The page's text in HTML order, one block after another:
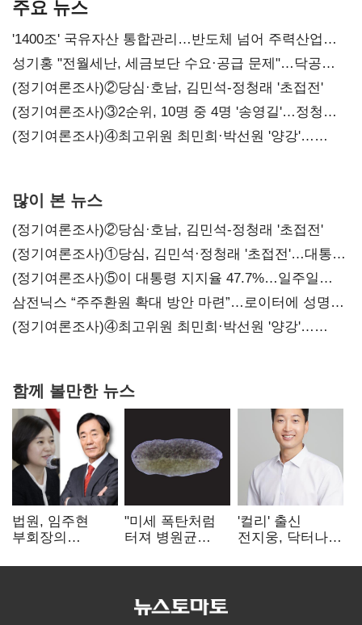
주요 뉴스
'1400조' 국유자산 통합관리…반도체 넘어 주력산업
구조혁신
성기홍 "전월세난, 세금보단 수요·공급 문제"…닥공
시사
(정기여론조사)②당심·호남, 김민석-정청래 '초접전'
(정기여론조사)③2순위, 10명 중 4명 '송영길'…정청래
'한 자릿수'
(정기여론조사)④최고위원 최민희·박선원 '양강'…
많이 본 뉴스
(정기여론조사)②당심·호남, 김민석-정청래 '초접전'
(정기여론조사)①당심, 김민석·정청래 '초접전'…대통령
지지도 '50% 아래로'(종합)
(정기여론조사)⑤이 대통령 지지율 47.7%…일주일
만에 다시 40%대
삼전닉스 “주주환원 확대 방안 마련”…로이터에 성명
보내
(정기여론조사)④최고위원 최민희·박선원 '양강'…
함께 볼만한 뉴스
법원, 임주현
부회장의
주식 가압류 결정
"미세 폭탄처럼
터져 병원균
'컬리' 출신
전지웅, 닥터나우